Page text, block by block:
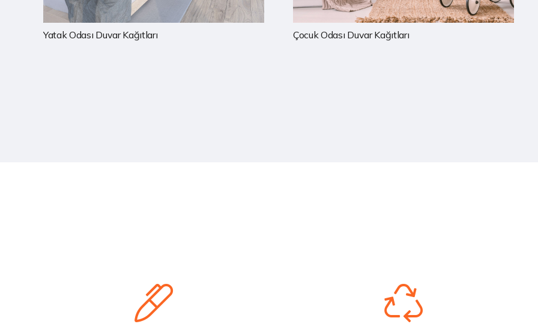
Çocuk Odası Duvar Kağıtları Mutfak Duvar Kağıtları